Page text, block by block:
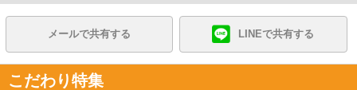
メールで共有する LINEで共有する
こだわり特集